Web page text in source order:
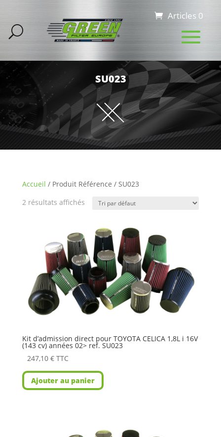
Articles 0
SU023
Accueil / Produit Référence / SU023
2 résultats affichés
Kit d’admission direct pour TOYOTA CELICA 1,8L i 16V
(143 cv) années 02> ref. SU023
247,10 € TTC
Ajouter au panier